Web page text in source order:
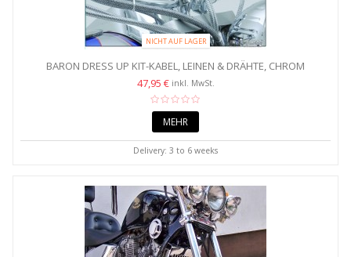
NICHT AUF LAGER
BARON DRESS UP KIT-KABEL, LEINEN & DRÄHTE, CHROM
47,95 € inkl. MwSt.
MEHR
Delivery: 3 to 6 weeks